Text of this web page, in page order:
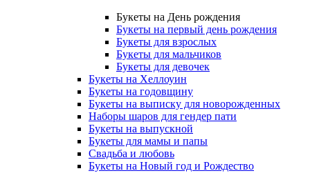
Букеты на День рождения
Букеты на первый день рождения
Букеты для взрослых
Букеты для мальчиков
Букеты для девочек
Букеты на Хеллоуин
Букеты на годовщину
Букеты на выписку для новорожденных
Наборы шаров для гендер пати
Букеты на выпускной
Букеты для мамы и папы
Свадьба и любовь
Букеты на Новый год и Рождество